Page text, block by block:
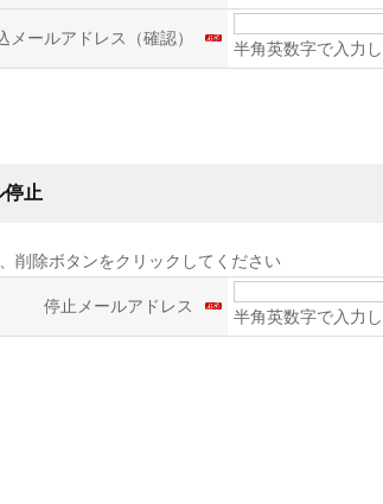
メールアドレス（確認）
半角英数字で入力
停止
削除ボタンをクリックしてください
停止メールアドレス
半角英数字で入力